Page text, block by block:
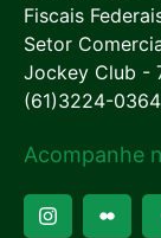
Fiscais
Setor
Jockey Club -
(61)3224-
Acompanhe